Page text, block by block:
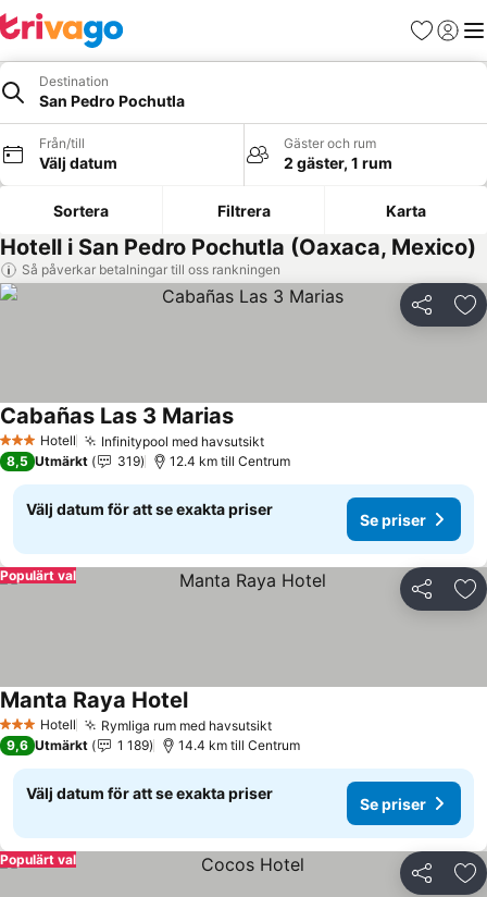
Favoriter
Logga
Destination
San Pedro Pochutla
Från/till
Välj datum
Gäster och rum
2 gäster, 1 rum
Sortera Filtrera Karta
Hotell i San Pedro Pochutla (Oaxaca, Mexico)
Så påverkar betalningar till oss rankningen
Dela
3 StjärnorHotell Infinitypool med havsutsikt
Cabañas Las 3 Marias
8,5 Utmärkt 319 12.4 km till Centrum
Välj datum för att se exakta priser
Se priser
Dela
Populärt val
3 StjärnorHotell Rymliga rum med havsutsikt
Manta Raya Hotel
9,6 Utmärkt 1 189 14.4 km till Centrum
Välj datum för att se exakta priser
Se priser
Dela
Populärt val